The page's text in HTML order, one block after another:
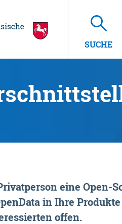
SUCHE
eine Open-
in Ihre
offen.